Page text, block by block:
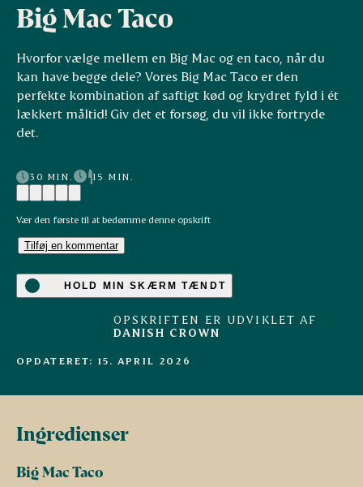
Big Mac Taco
Hvorfor vælge mellem en Big Mac og en taco, når du
kan have begge dele? Vores Big Mac Taco er den
perfekte kombination af saftigt kød og krydret fyld i ét
lækkert måltid! Giv det et forsøg, du vil ikke fortryde
det.
30 MIN. 15 MIN.
Vær den første til at bedømme denne opskrift
Tilføj en kommentar
HOLD MIN SKÆRM TÆNDT
OPSKRIFTEN ER UDVIKLET AF
DANISH CROWN
OPDATERET: 15. APRIL 2026
Ingredienser
Big Mac Taco